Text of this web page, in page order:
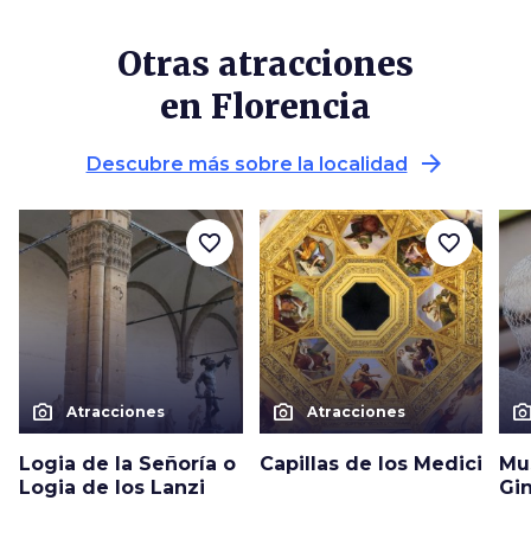
Otras atracciones
en Florencia
Descubre más sobre la localidad arrow_forward
photo_camera Atracciones
Logia de la Señoría o
Logia de los Lanzi
favorite_border
photo_camera Atracciones
Capillas de los Medici
favorite_border